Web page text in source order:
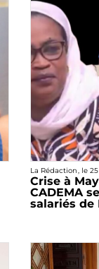
La Rédaction, le
Crise à
CADEMA
salariés de